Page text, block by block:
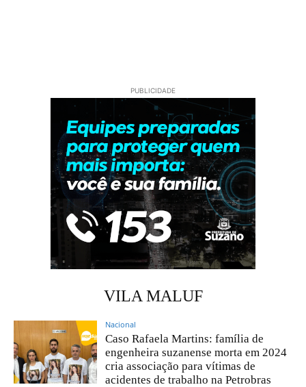
PUBLICIDADE
VILA MALUF
Nacional
Caso Rafaela Martins: família de
engenheira suzanense morta em 2024
cria associação para vítimas de
acidentes de trabalho na Petrobras